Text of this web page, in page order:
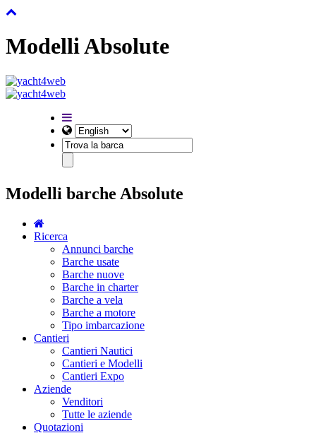
Modelli Absolute
Modelli barche Absolute
Ricerca
Annunci barche
Barche usate
Barche nuove
Barche in charter
Barche a vela
Barche a motore
Tipo imbarcazione
Cantieri
Cantieri Nautici
Cantieri e Modelli
Cantieri Expo
Aziende
Venditori
Tutte le aziende
Quotazioni